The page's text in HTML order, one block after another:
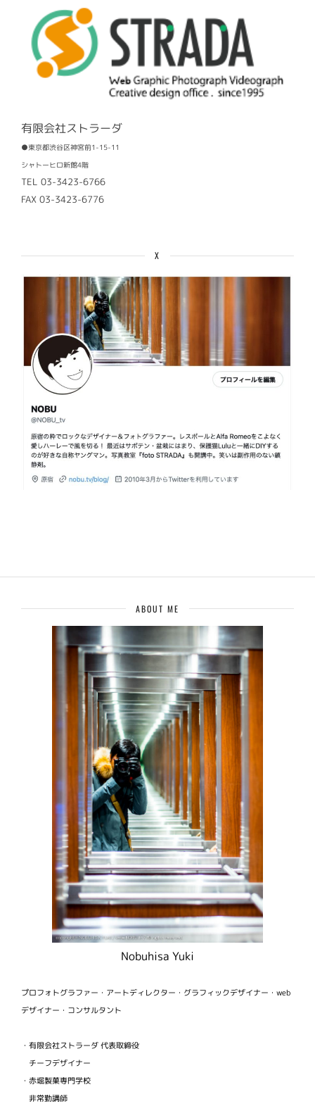
有限会社ストラーダ
●東京都渋谷区神宮前1-15-11
シャトーヒロ新館4階
TEL 03-3423-6766
FAX 03-3423-6776
X
ABOUT ME
Nobuhisa Yuki
プロフォトグラファー・アートディレクター・グラフィックデザイナー・web
デザイナー・コンサルタント
・有限会社ストラーダ 代表取締役
チーフデザイナー
・赤堀製菓専門学校
非常勤講師